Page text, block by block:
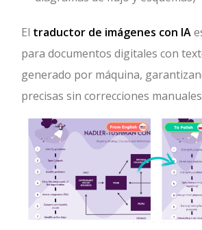
El traductor de imágenes con IA
para documentos digitales con
generado por máquina,
precisas sin correcciones